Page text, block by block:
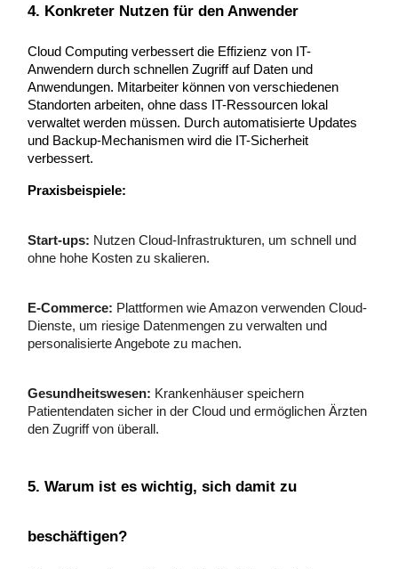
4. Konkreter Nutzen für den Anwender
Cloud Computing verbessert die Effizienz von IT-
Anwendern durch schnellen Zugriff auf Daten und
Anwendungen. Mitarbeiter können von verschiedenen
Standorten arbeiten, ohne dass IT-Ressourcen lokal
verwaltet werden müssen. Durch automatisierte Updates
und Backup-Mechanismen wird die IT-Sicherheit
verbessert.
Praxisbeispiele:
Start-ups: Nutzen Cloud-Infrastrukturen, um schnell und
ohne hohe Kosten zu skalieren.
E-Commerce: Plattformen wie Amazon verwenden Cloud-
Dienste, um riesige Datenmengen zu verwalten und
personalisierte Angebote zu machen.
Gesundheitswesen: Krankenhäuser speichern
Patientendaten sicher in der Cloud und ermöglichen Ärzten
den Zugriff von überall.
5. Warum ist es wichtig, sich damit zu
beschäftigen?